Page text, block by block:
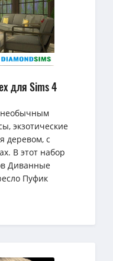
для Sims 4
необычным
экзотические
деревом, с
В этот набор
Диванные
Пуфик